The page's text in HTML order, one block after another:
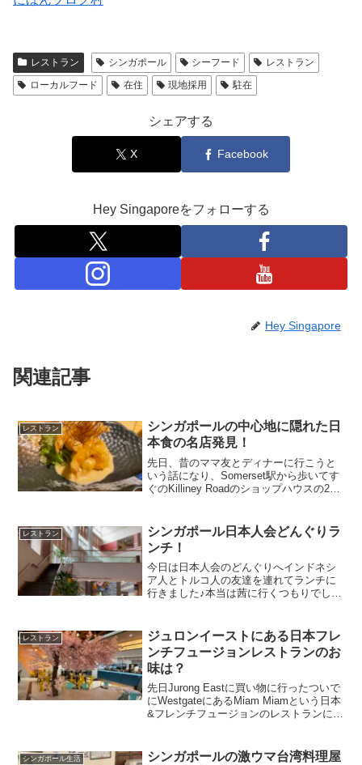
レストラン シンガポール シーフード
レストラン
ローカルフード
在住 現地採用 駐在
シェアする
X Facebook
Hey Singaporeをフォローする
Hey Singapore
関連記事
レストラン
シンガポールの中心地に隠れた日
本食の名店発見！
先日、昔のママ友とディナーに行こうと
いう話になり、Somerset駅から歩いてす
ぐのKilliney Roadのショップハウスの2階
ので混んでるかな〜と思いきや、...
レストラン
シンガポール日本人会どんぐりラ
ンチ！
今日は日本人会のどんぐりへインドネシ
ア人とトルコ人の友達を連れてランチに
行きました♪本当は茜に行くつもりでした
Adam Roadという所にあります吹き抜け
のホールは開放感...
レストラン
ジュロンイーストにある日本フレ
ンチフュージョンレストランのお
味は？
先日Jurong Eastに買い物に行ったついで
にWestgateにあるMiam Miamという日本
&フレンチフュージョンのレストランに行
てあったりして、少し日...
シンガポール生活
シンガポールの激ウマ台湾料理屋